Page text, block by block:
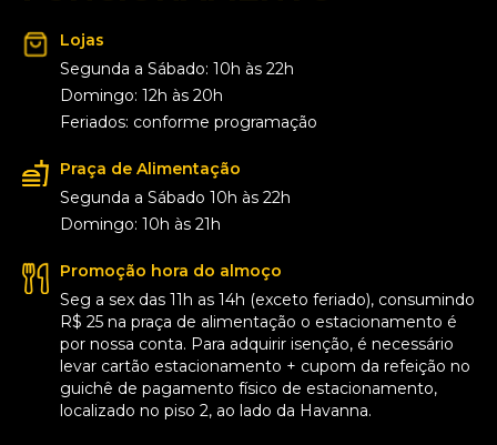
Lojas
Segunda a Sábado: 10h às 22h
Domingo: 12h às 20h
Feriados: conforme programação
Praça de Alimentação
Segunda a Sábado 10h às 22h
Domingo: 10h às 21h
Promoção hora do almoço
Seg a sex das 11h as 14h (exceto feriado), consumindo
R$ 25 na praça de alimentação o estacionamento é
por nossa conta. Para adquirir isenção, é necessário
levar cartão estacionamento + cupom da refeição no
guichê de pagamento físico de estacionamento,
localizado no piso 2, ao lado da Havanna.